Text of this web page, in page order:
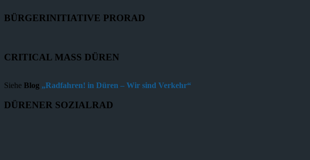
BÜRGERINITIATIVE PRORAD
CRITICAL MASS DÜREN
Siehe Blog „Radfahren! in Düren – Wir sind Verkehr“
DÜRENER SOZIALRAD